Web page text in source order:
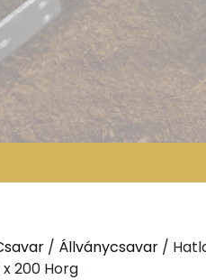
/ Állványcsavar /
200 Horg